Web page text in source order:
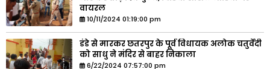
वायरल
10/11/2024 01:19:00 pm
डंडे से मारकर छतरपुर के पूर्व विधायक अलोक चतुर्वेदी
को साधु ने मंदिर से बाहर निकाला
6/22/2024 07:57:00 pm